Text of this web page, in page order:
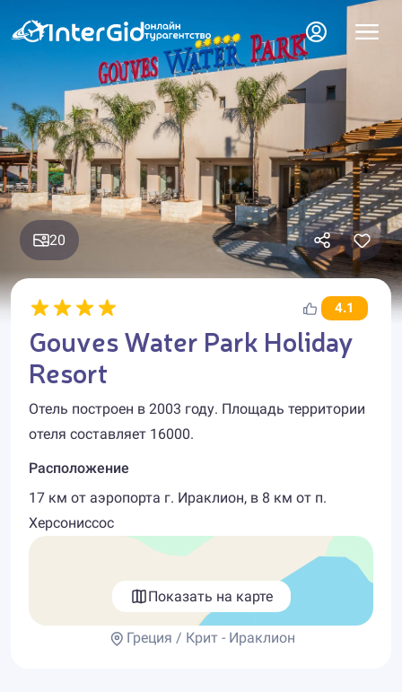
20
4.1
Gouves Water Park Holiday
Resort
Отель построен в 2003 году. Площадь территории
отеля составляет 16000.
Расположение
17 км от аэропорта г. Ираклион, в 8 км от п.
Херсониссос
Показать на карте
Греция / Крит - Ираклион